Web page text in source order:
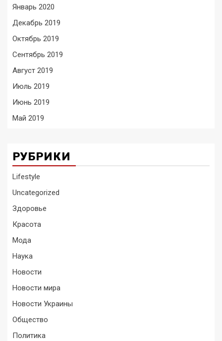
Январь 2020
Декабрь 2019
Октябрь 2019
Сентябрь 2019
Август 2019
Июль 2019
Июнь 2019
Май 2019
РУБРИКИ
Lifestyle
Uncategorized
Здоровье
Красота
Мода
Наука
Новости
Новости мира
Новости Украины
Общество
Политика